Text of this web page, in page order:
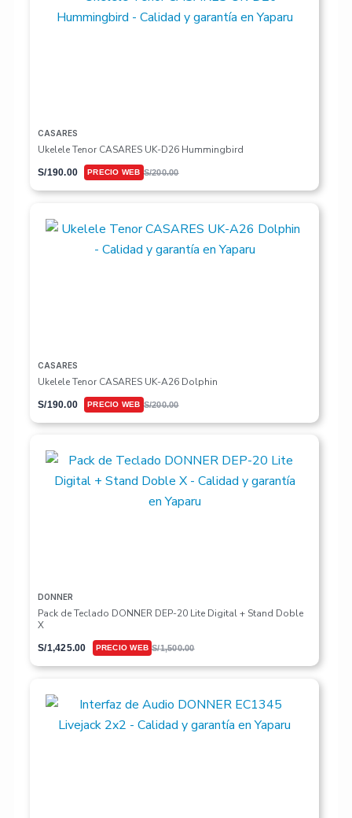
CASARES
Ukelele Tenor CASARES UK-D26 Hummingbird
S/200.00
S/190.00
CASARES
Ukelele Tenor CASARES UK-A26 Dolphin
S/200.00
S/190.00
DONNER
Pack de Teclado DONNER DEP-20 Lite Digital + Stand Doble
X
S/1,500.00
S/1,425.00